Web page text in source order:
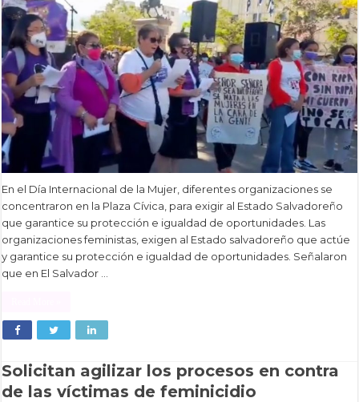
En el Día Internacional de la Mujer, diferentes organizaciones se
concentraron en la Plaza Cívica, para exigir al Estado Salvadoreño
que garantice su protección e igualdad de oportunidades. Las
organizaciones feministas, exigen al Estado salvadoreño que actúe
y garantice su protección e igualdad de oportunidades. Señalaron
que en El Salvador …
Solicitan agilizar los procesos en contra
de las víctimas de feminicidio